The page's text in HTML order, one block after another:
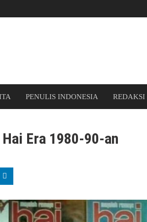
PENULIS INDONESIA REDAKSI
Era 1980-90-an